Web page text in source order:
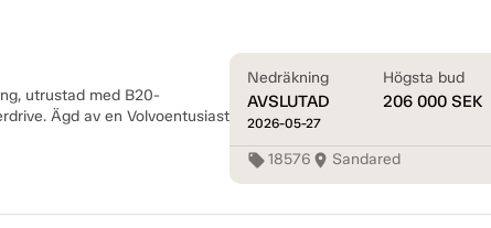
utrustad med B20-
Ägd av en Volvoentusiast
Nedräkning
AVSLUTAD
2026-05-27
Högsta bud
206 000 SEK
local_offer18576 room Sandared